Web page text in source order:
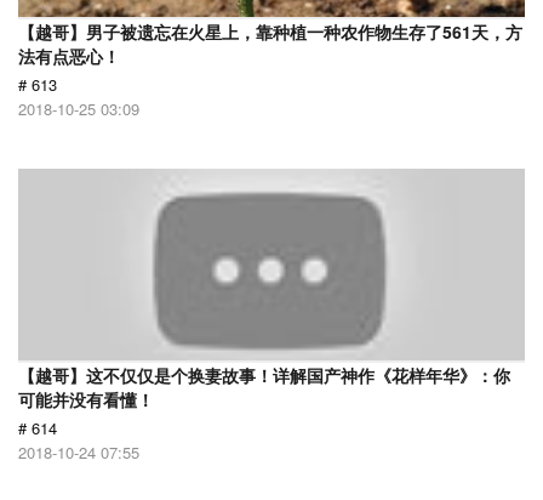
【越哥】男子被遗忘在火星上，靠种植一种农作物生存了561天，方
法有点恶心！
# 613
2018-10-25 03:09
【越哥】这不仅仅是个换妻故事！详解国产神作《花样年华》：你
可能并没有看懂！
# 614
2018-10-24 07:55